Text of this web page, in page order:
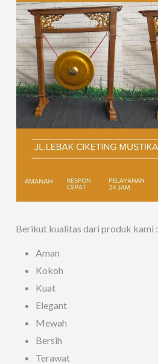
Berikut kualitas dari produk kami :
Aman
Kokoh
Kuat
Elegant
Mewah
Bersih
Terawat